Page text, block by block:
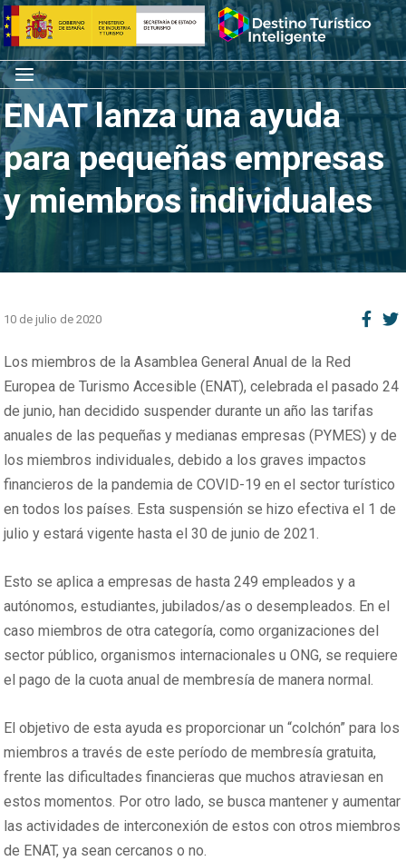
Saltar
al
contenido
Inicio
Menú
ENAT lanza una ayuda
para pequeñas empresas
y miembros individuales
10 de julio de 2020
Los miembros de la Asamblea General Anual de la Red
Europea de Turismo Accesible (ENAT), celebrada el pasado 24
de junio, han decidido suspender durante un año las tarifas
anuales de las pequeñas y medianas empresas (PYMES) y de
los miembros individuales, debido a los graves impactos
financieros de la pandemia de COVID-19 en el sector turístico
en todos los países. Esta suspensión se hizo efectiva el 1 de
julio y estará vigente hasta el 30 de junio de 2021.
Esto se aplica a empresas de hasta 249 empleados y a
autónomos, estudiantes, jubilados/as o desempleados. En el
caso miembros de otra categoría, como organizaciones del
sector público, organismos internacionales u ONG, se requiere
el pago de la cuota anual de membresía de manera normal.
El objetivo de esta ayuda es proporcionar un “colchón” para los
miembros a través de este período de membresía gratuita,
frente las dificultades financieras que muchos atraviesan en
estos momentos. Por otro lado, se busca mantener y aumentar
las actividades de interconexión de estos con otros miembros
de ENAT, ya sean cercanos o no.